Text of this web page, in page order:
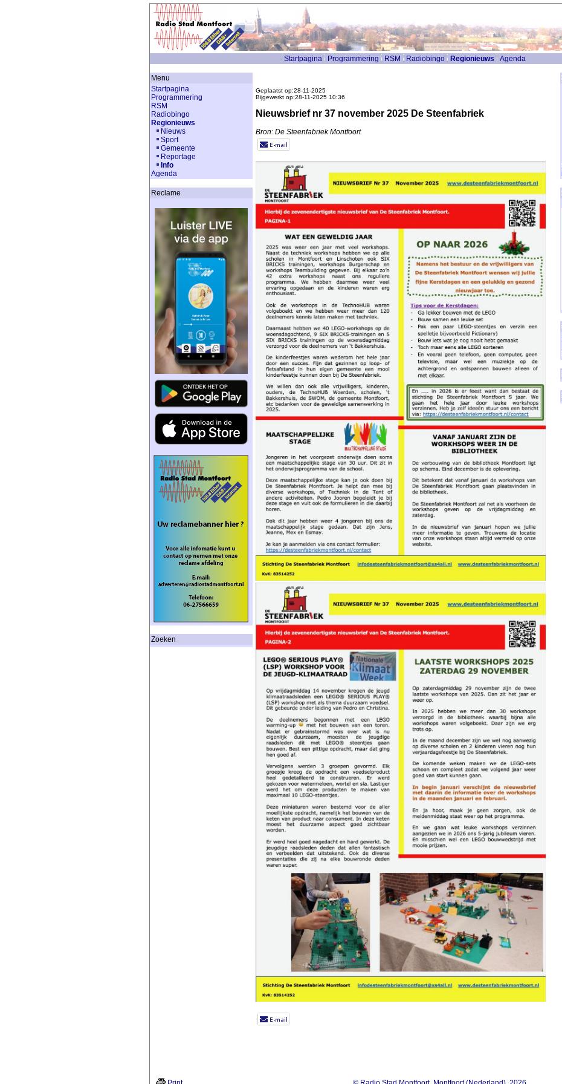
Startpagina Programmering RSM Radiobingo Regionieuws Agenda
Menu
Startpagina
Programmering
RSM
Radiobingo
Regionieuws
Nieuws
Sport
Gemeente
Reportage
Info
Agenda
Reclame
Zoeken
Geplaatst op:28-11-2025
Bijgewerkt op:28-11-2025 10:36
Nieuwsbrief nr 37 november 2025 De Steenfabriek
Bron: De Steenfabriek Montfoort